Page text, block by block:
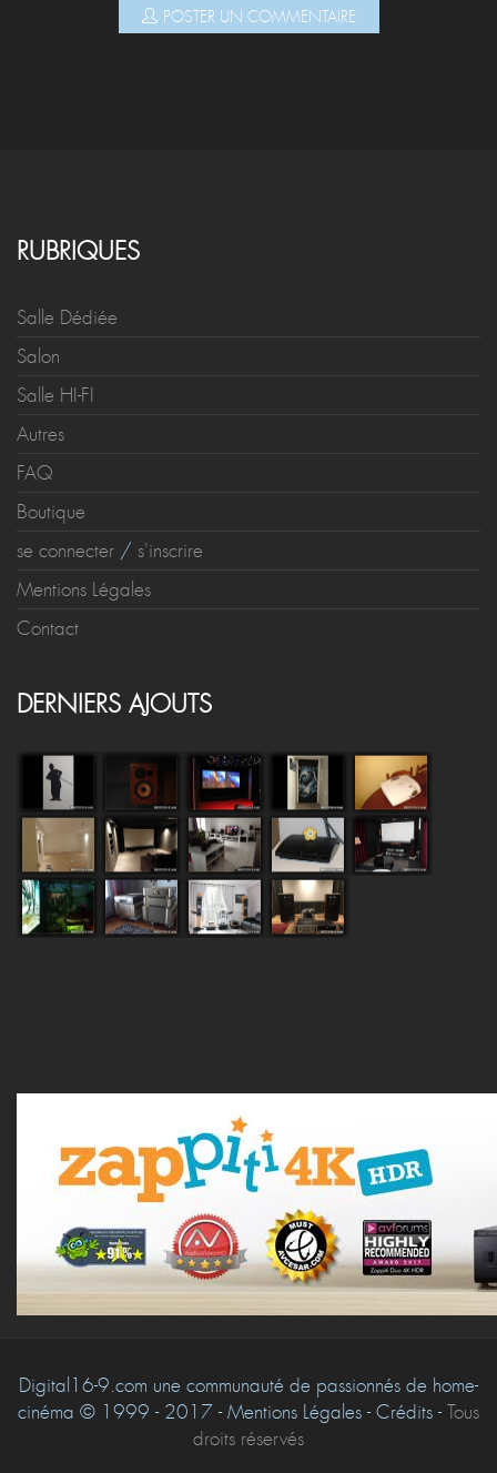
POSTER UN COMMENTAIRE
RUBRIQUES
Salle Dédiée
Salon
Salle HI-FI
Autres
FAQ
Boutique
se connecter / s'inscrire
Mentions Légales
Contact
DERNIERS AJOUTS
Digital16-9.com une communauté de passionnés de home-
cinéma © 1999 - 2017 - Mentions Légales - Crédits -Tous
droits réservés